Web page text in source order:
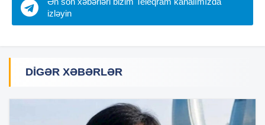
izləyin
DIGƏR XƏBƏRLƏR